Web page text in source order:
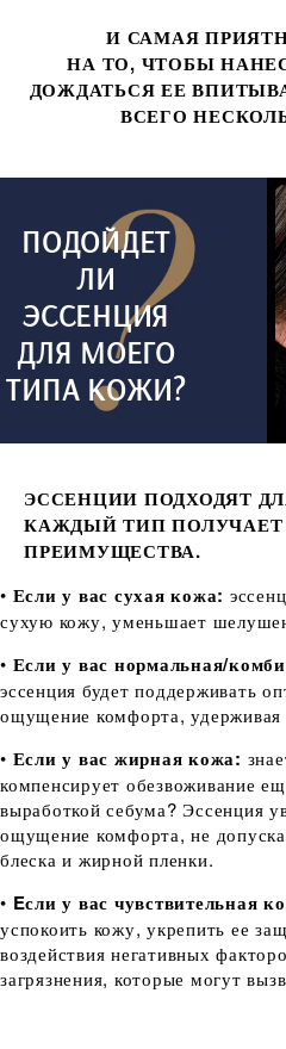
И САМАЯ
НА ТО, ЧТОБЫ
ДОЖДАТЬСЯ ЕЕ
ВСЕГО
ПОДОЙДЕТ
ЛИ
ЭССЕНЦИЯ
ДЛЯ МОЕГО
ТИПА КОЖИ?
ЭССЕНЦИИ ПОДХОДЯТ
КАЖДЫЙ ТИП ПОЛУЧАЕТ
ПРЕИМУЩЕСТВА.
• Если у вас сухая кожа:
сухую кожу, уменьшает
• Если у вас нормальная/
эссенция будет поддерживать
ощущение комфорта, удерживая
• Если у вас жирная кожа:
компенсирует обезвоживание
выработкой себума? Эссенция
ощущение комфорта, не
блеска и жирной пленки.
• Eсли у вас чувствительная
успокоить кожу, укрепить ее
воздействия негативных
загрязнения, которые могут